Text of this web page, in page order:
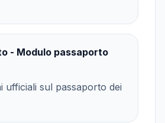
- Modulo passaporto
ufficiali sul passaporto dei